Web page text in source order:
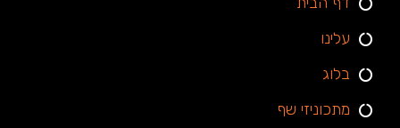
עלינו
בלוג
מתכוניזי שף